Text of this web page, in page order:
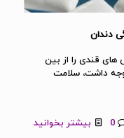
دندان
قندی را از بین
داشت، سلامت
0 بیشتر بخوانید